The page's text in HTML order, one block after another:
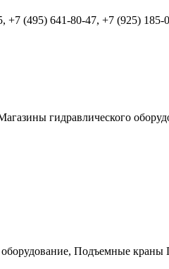
+7 (495) 641-80-47, +7 (925) 185-
гидравлического
Подъемные краны